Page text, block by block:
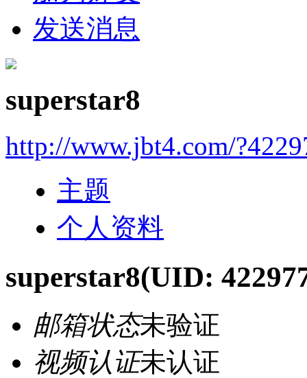
发送消息
superstar8
http://www.jbt4.com/
主题
个人资料
superstar8(UID:
邮箱状态未验证
视频认证未认证